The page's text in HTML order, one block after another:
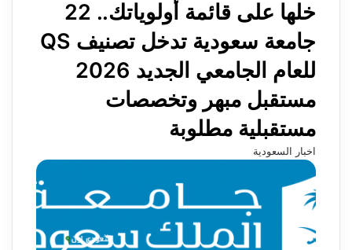
خلها على قائمة أولوياتك.. 22
جامعة سعودية تدخل تصنيف QS
للعام الجامعي الجديد 2026
مستقبل مبهر وتخصصات
مستقبلية مطلوبة
اخبار السعودية